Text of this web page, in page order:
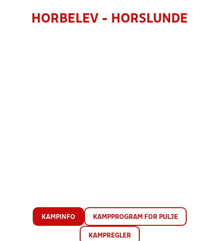
HORBELEV - HORSLUNDE
KAMPINFO KAMPPROGRAM FOR PULJE
KAMPREGLER